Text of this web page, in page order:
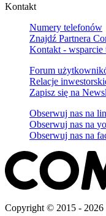
Kontakt
Numery telefonów
Znajdź Partnera
Kontakt - wsparcie
Forum
Relacje
Zapisz się na
Obserwuj nas na
Obserwuj nas na
Obserwuj nas na
Copyright © 2015 - 2026